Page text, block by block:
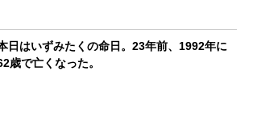
日はいずみたくの命日。23年前、1992年に
歳で亡くなった。